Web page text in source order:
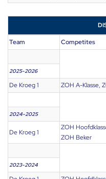
Team Competites
2025-2026
De Kroeg 1 ZOH A-Klasse,
2024-2025
De Kroeg 1
ZOH
ZOH Beker
2023-2024